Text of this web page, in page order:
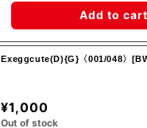
Add to cart
Exeggcute(D){G}〈001/048〉
¥1,000
Out of stock